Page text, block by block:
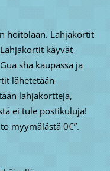
hoitolaan. Lahjakortit
käyvät
sha kaupassa ja
lähetetään
lahjakortteja,
ei tule postikuluja!
myymälästä 0€”.